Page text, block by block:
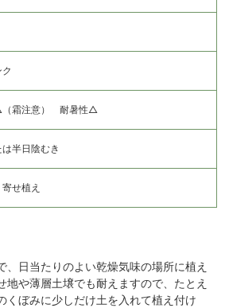
（霜注意） 耐暑性△
は半日陰むき
せ植え
、日当たりのよい乾燥気味の場所に植え
地や薄層土壌でも耐えますので、たとえ
くぼみに少しだけ土を入れて植え付け